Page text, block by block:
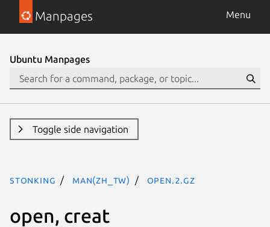
Manpages Menu
Ubuntu Manpages
Toggle side navigation
stonking man(zh_TW) open.2.gz
open, creat